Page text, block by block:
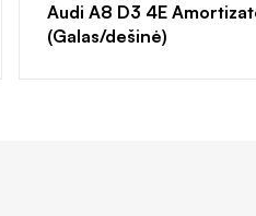
Audi A8 D3 4E
(Galas/dešinė)